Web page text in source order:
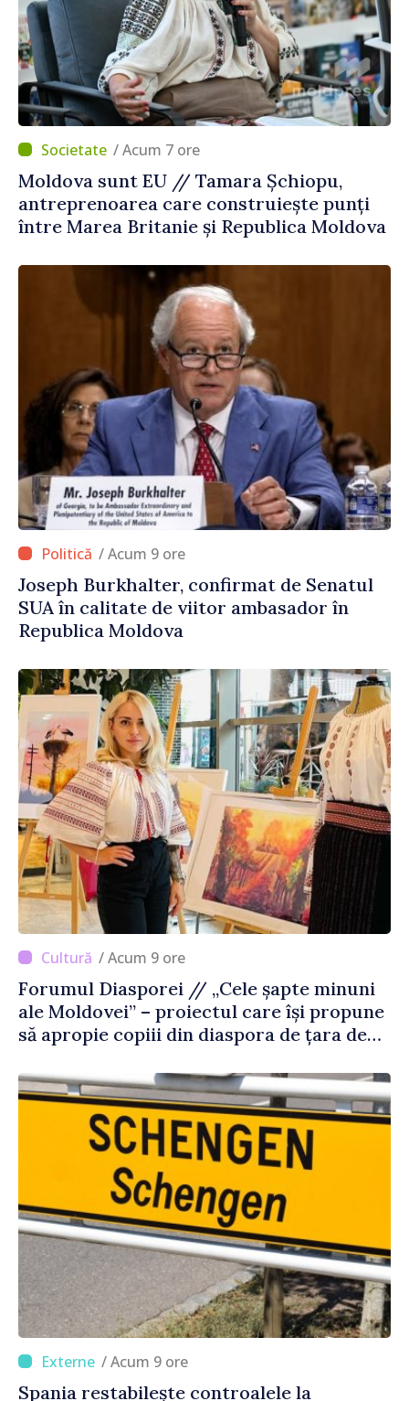
/ Acum 7 ore
Moldova sunt EU // Tamara Șchiopu,
antreprenoarea care construiește punți
între Marea Britanie și Republica Moldova
/ Acum 9 ore
Joseph Burkhalter, confirmat de Senatul
SUA în calitate de viitor ambasador în
Republica Moldova
/ Acum 9 ore
Forumul Diasporei // „Cele șapte minuni
ale Moldovei” – proiectul care își propune
să apropie copiii din diaspora de țara de
/ Acum 9 ore
Spania restabilește controalele la